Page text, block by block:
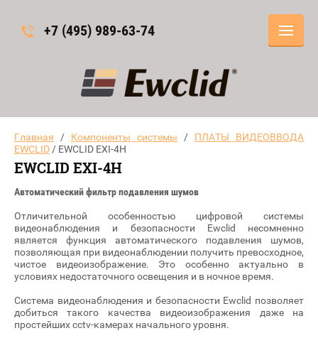
+7 (495) 989-63-74
Главная / Компоненты системы / ПЛАТЫ ВИДЕОВВОДА
EWCLID / EWCLID EXI-4H
EWCLID EXI-4H
Автоматический фильтр подавления шумов
Отличительной особенностью цифровой системы
видеонаблюдения и безопасности Ewclid несомненно
является функция автоматического подавления шумов,
позволяющая при видеонаблюдении получить превосходное,
чистое видеоизображение. Это особенно актуально в
условиях недостаточного освещения и в ночное время.
Система видеонаблюдения и безопасности Ewclid позволяет
добиться такого качества видеоизображения даже на
простейших cctv-камерах начального уровня.